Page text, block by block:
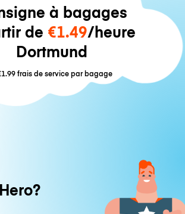
à bagages
de €1.49/heure
Dortmund
frais de service par bagage